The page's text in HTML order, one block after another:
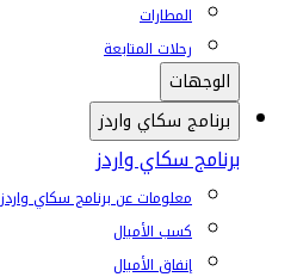
المطارات
رحلات المتابعة
الوجهات
برنامج سكاي واردز
برنامج سكاي واردز
معلومات عن برنامج سكاي واردز
كسب الأميال
إنفاق الأميال